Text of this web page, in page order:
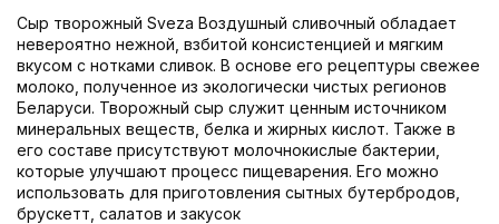
Сыр творожный Sveza Воздушный сливочный обладает
невероятно нежной, взбитой консистенцией и мягким
вкусом с нотками сливок. В основе его рецептуры свежее
молоко, полученное из экологически чистых регионов
Беларуси. Творожный сыр служит ценным источником
минеральных веществ, белка и жирных кислот. Также в
его составе присутствуют молочнокислые бактерии,
которые улучшают процесс пищеварения. Его можно
использовать для приготовления сытных бутербродов,
брускетт, салатов и закусок